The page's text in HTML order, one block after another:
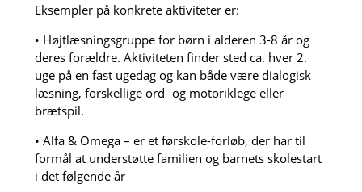
Eksempler på konkrete aktiviteter er:
• Højtlæsningsgruppe for børn i alderen 3-8 år og
deres forældre. Aktiviteten finder sted ca. hver 2.
uge på en fast ugedag og kan både være dialogisk
læsning, forskellige ord- og motoriklege eller
brætspil.
• Alfa & Omega – er et førskole-forløb, der har til
formål at understøtte familien og barnets skolestart
i det følgende år